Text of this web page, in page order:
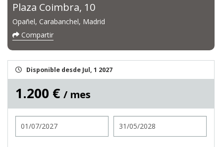
Plaza Coimbra, 10
Opañel, Carabanchel, Madrid
Compartir
Disponible desde Jul, 1 2027
1.200 € / mes